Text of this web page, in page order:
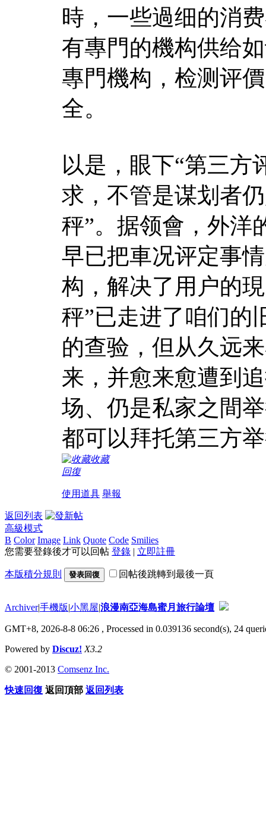
時，一些過细的消
有專門的機构供给
專門機构，检测评
全。
以是，眼下“第三方
求，不管是谋划者
秤”。据领會，外洋
早已把車况评定事
构，解决了用户的
秤”已走进了咱们的
的查验，但从久远
来，并愈来愈遭到
场、仍是私家之間
都可以拜托第三方
收藏
回復
使用道具 舉報
返回列表
高級模式
B Color Image Link Quote Code Smilies
您需要登錄後才可以回帖 登錄 | 立即註冊
本版積分規則 發表回復 回帖後跳轉到最後一頁
Archiver|手機版|小黑屋|浪漫南亞海島蜜月旅行論壇
GMT+8, 2026-8-8 06:26 , Processed in 0.039136 second(s), 24
Powered by Discuz! X3.2
© 2001-2013 Comsenz Inc.
快速回復 返回頂部 返回列表